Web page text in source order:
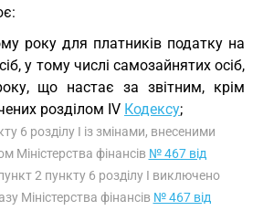
року для платників податку на
у тому числі самозайнятих осіб,
що настає за звітним, крім
розділом IV Кодексу;
6 розділу I із змінами, внесеними
Міністерства фінансів № 467 від
2 пункту 6 розділу I виключено
Міністерства фінансів № 467 від